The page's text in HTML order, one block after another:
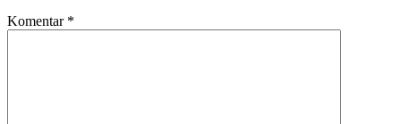
Komentar *